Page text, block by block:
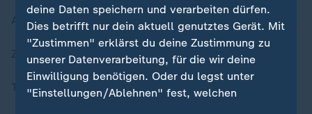
Aktuelle Sendungs-Videos
ZDFheute Stories
Themen im Überblick
deine Daten speichern und verarbeiten dürfen.
Dies betrifft nur dein aktuell genutztes Gerät. Mit
"Zustimmen" erklärst du deine Zustimmung zu
unserer Datenverarbeitung, für die wir deine
Einwilligung benötigen. Oder du legst unter
"Einstellungen/Ablehnen" fest, welchen